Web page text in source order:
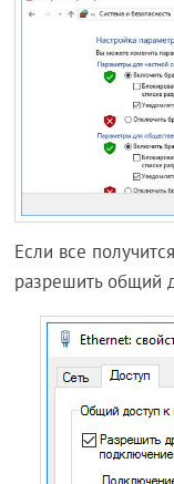
Если все
разрешить общий